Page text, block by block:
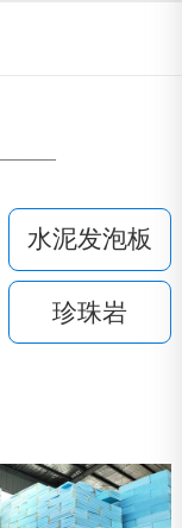
水泥发泡板
珍珠岩